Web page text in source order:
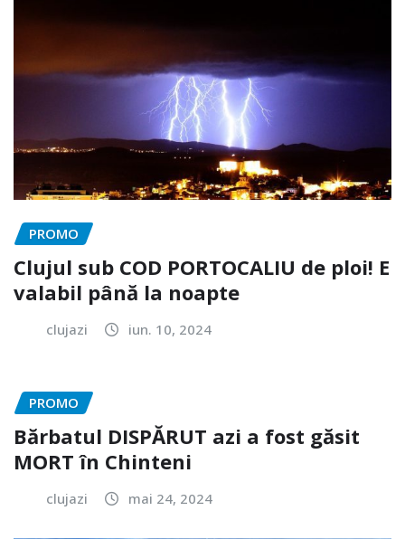
PROMO
Clujul sub COD PORTOCALIU de ploi! E
valabil până la noapte
clujazi iun. 10, 2024
PROMO
Bărbatul DISPĂRUT azi a fost găsit
MORT în Chinteni
clujazi mai 24, 2024